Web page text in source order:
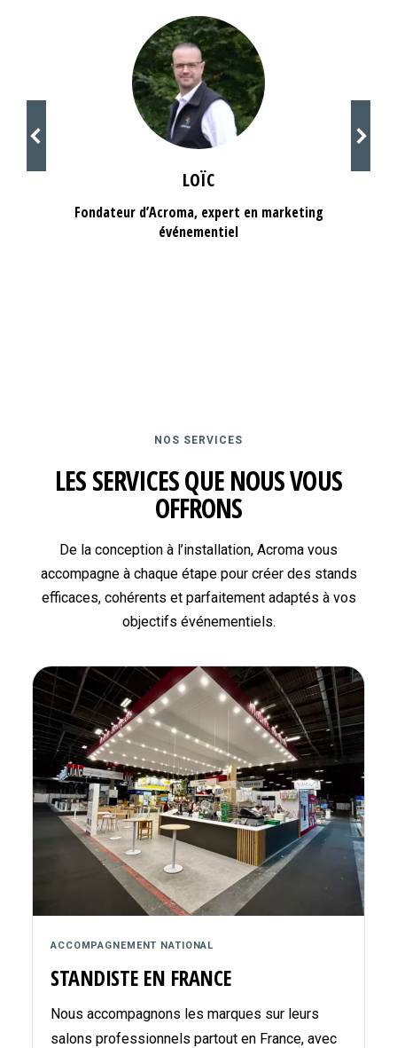
LOÏC
Fondateur d’Acroma, expert en marketing
événementiel
NOS SERVICES
LES SERVICES QUE NOUS VOUS
OFFRONS
De la conception à l’installation, Acroma vous
accompagne à chaque étape pour créer des stands
efficaces, cohérents et parfaitement adaptés à vos
objectifs événementiels.
ACCOMPAGNEMENT NATIONAL
STANDISTE EN FRANCE
Nous accompagnons les marques sur leurs
salons professionnels partout en France, avec